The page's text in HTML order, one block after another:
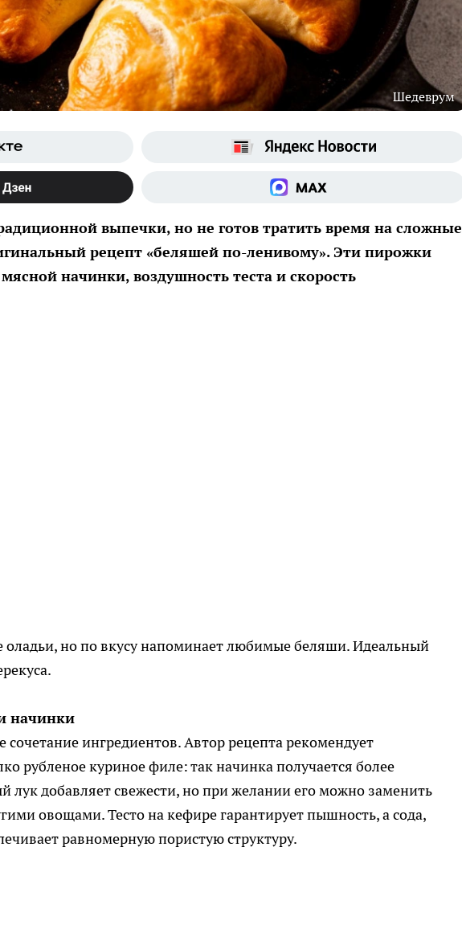
Шедеврум
выпечки, но не готов тратить время на сложные
рецепт «беляшей по-ленивому». Эти пирожки
начинки, воздушность теста и скорость
но по вкусу напоминает любимые беляши. Идеальный
начинки
ингредиентов. Автор рецепта рекомендует
рубленое куриное филе: так начинка получается более
лук добавляет свежести, но при желании его можно заменить
овощами. Тесто на кефире гарантирует пышность, а сода,
равномерную пористую структуру.